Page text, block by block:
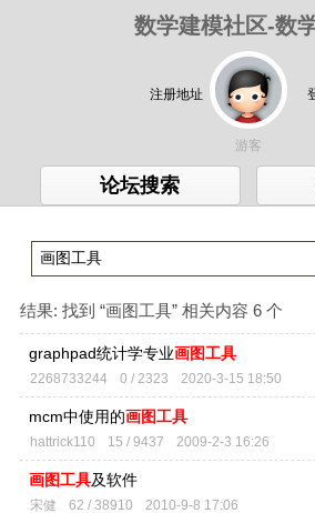
数学建模社区-数
注册地址
游客
论坛搜索
结果: 找到 “画图工具” 相关内容 6 个
graphpad统计学专业画图工具
2268733244 0 / 2323 2020-3-15 18:50
mcm中使用的画图工具
hattrick110 15 / 9437 2009-2-3 16:26
画图工具及软件
宋健 62 / 38910 2010-9-8 17:06